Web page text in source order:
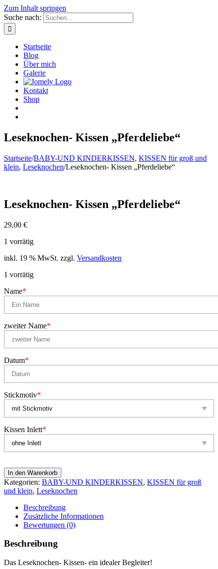
Zum Inhalt springen
Suche nach:
Startseite
Blog
Über mich
Galerie
Kontakt
Shop
Leseknochen- Kissen „Pferdeliebe“
Startseite/BABY-UND KINDERKISSEN, KISSEN für groß und
klein, Leseknochen/Leseknochen- Kissen „Pferdeliebe“
Leseknochen- Kissen „Pferdeliebe“
29,00 €
1 vorrätig
inkl. 19 % MwSt. zzgl. Versandkosten
1 vorrätig
Name*
zweiter Name*
Datum*
Stickmotiv*
Kissen Inlett*
In den Warenkorb
Kategorien: BABY-UND KINDERKISSEN, KISSEN für groß
und klein, Leseknochen
Beschreibung
Zusätzliche Informationen
Bewertungen (0)
Beschreibung
Das Leseknochen- Kissen- ein idealer Begleiter!